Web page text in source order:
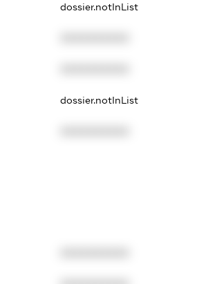
dossier.notInList
dossier.notInList